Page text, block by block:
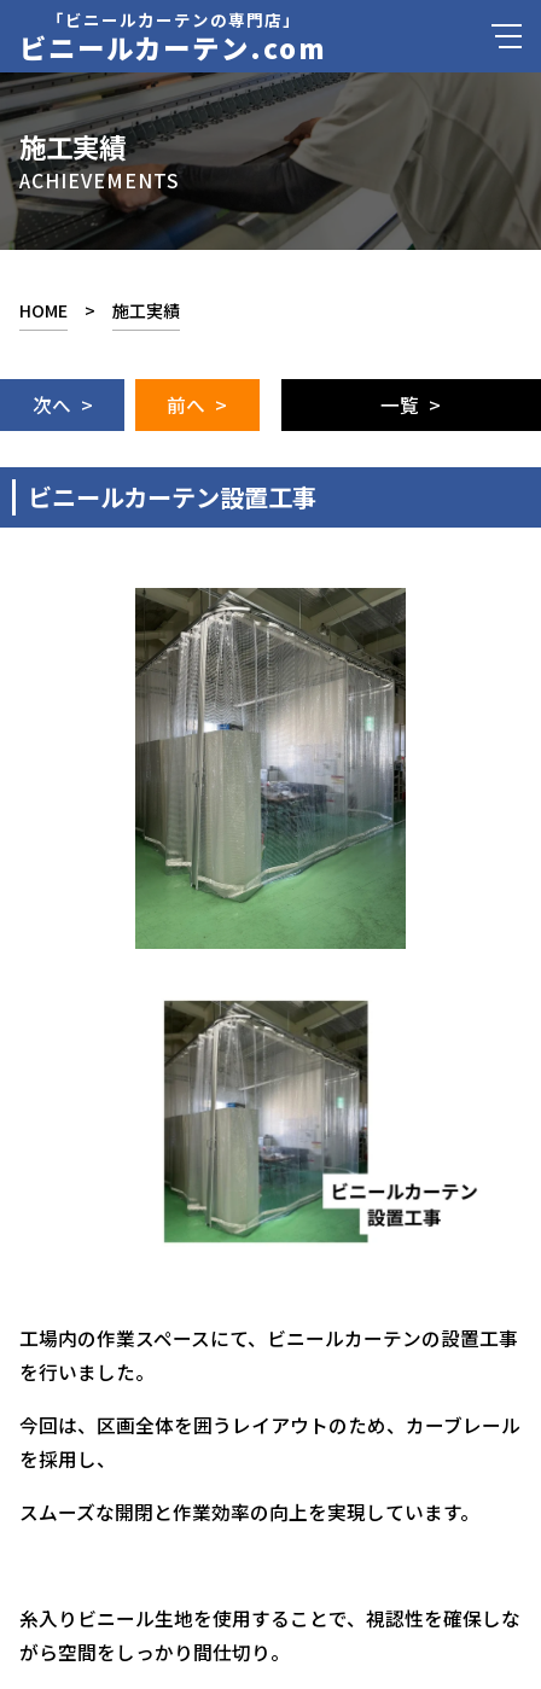
「ビニールカーテンの専門店」
ビニールカーテン.com
施工実績
ACHIEVEMENTS
HOME > 施工実績
次へ > 前へ > 一覧 >
ビニールカーテン設置工事
工場内の作業スペースにて、ビニールカーテンの設置工事
を行いました。
今回は、区画全体を囲うレイアウトのため、カーブレール
を採用し、
スムーズな開閉と作業効率の向上を実現しています。
糸入りビニール生地を使用することで、視認性を確保しな
がら空間をしっかり間仕切り。